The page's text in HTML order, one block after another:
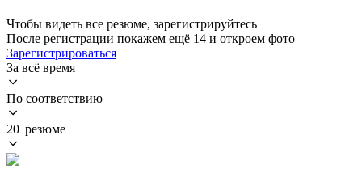
Чтобы видеть все резюме, зарегистрируйтесь
После регистрации покажем ещё 14 и откроем фото
Зарегистрироваться
За всё время
По соответствию
20 резюме